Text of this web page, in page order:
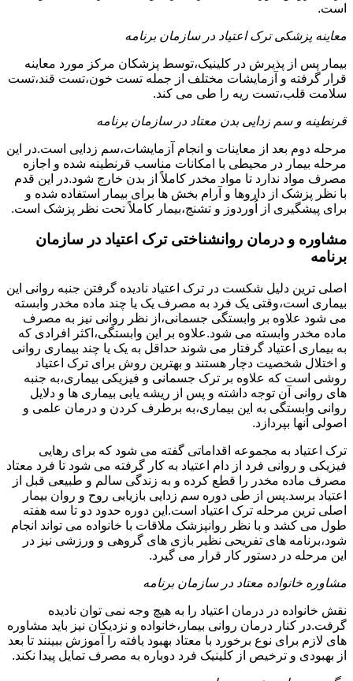
است.
معاینه پزشکی ترک اعتیاد در سازمان برنامه
بیمار پس از پذیرش در کلینیک،توسط پزشکان مرکز مورد معاینه
قرار گرفته و آزمایشات مختلف از جمله تست خون،تست قند،تست
سلامت قلب،تست ریه را طی می کند.
قرنطینه و سم زدایی بدن معتاد در سازمان برنامه
مرحله دوم بعد از معاینات و انجام آزمایشات،سم زدایی است.در این
مرحله بیمار در محیطی با امکانات مناسب قرنطینه شده و اجازه
مصرف مواد ندارد تا مواد مخدر کاملاً از بدن خارج شود.در این قدم
با نظر پزشک از داروها و آرام بخش ها برای بیمار استفاده شده و
برای پیشگیری از اُوردوز و تشنج،بیمار کاملاً تحت نظر پزشک است.
مشاوره و درمان روانشناختی ترک اعتیاد در سازمان
برنامه
اصلی ترین دلیل شکست در ترک اعتیاد نادیده گرفتن جنبه روانی این
بیماری است،وقتی یک فرد به مصرف یک یا چند ماده مخدر وابسته
می شود علاوه بر وابستگی جسمانی،از نظر روانی نیز به مصرف
ماده مخدر وابسته می شود.علاوه بر این وابستگی،اکثر افرادی که
به بیماری اعتیاد گرفتار می شوند حداقل به یک یا چند بیماری روانی
و اختلال شخصیت دچار هستند و بهترین روش برای ترک اعتیاد
روشی است که علاوه بر ترک جسمانی و فیزیکی بیماری،به جنبه
های روانی آن توجه داشته و پس از ریشه یابی بیماری ها و دلایل
روانی وابستگی به این بیماری،به برطرف کردن و درمان علمی و
اصولی آنها بپردازد.
ترک اعتیاد به مجموعه اقداماتی گفته می شود که برای رهایی
فیزیکی و روانی فرد از دام اعتیاد به کار گرفته می شود تا فرد معتاد
مصرف ماده مخدر را قطع کرده و به زندگی سالم و طبیعی قبل از
اعتیاد برسد.پس از طی دوره سم زدایی بازیابی روح و روان بیمار
اصلی ترین مرحله ترک اعتیاد است.این دوره حدود دو تا سه هفته
طول می کشد و با نظر روانپزشک ملاقات با خانواده می تواند انجام
شود،برنامه های تفریحی نظیر بازی های گروهی و ورزشی نیز در
این مرحله در دستور کار قرار می گیرد.
مشاوره خانواده معتاد در سازمان برنامه
نقش خانواده در درمان اعتیاد را به هیچ وجه نمی توان نادیده
گرفت.در کنار درمان روانی بیمار،خانواده و نزدیکان نیز باید مشاوره
های لازم برای نوع برخورد با معتاد بهبود یافته را آموزش ببینند تا بعد
از بهبودی و ترخیص از کلینیک فرد دوباره به مصرف تمایل پیدا نکند.